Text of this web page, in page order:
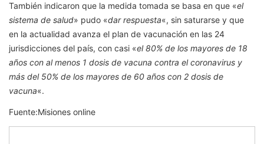
También indicaron que la medida tomada se basa en que «el
sistema de salud» pudo «dar respuesta«, sin saturarse y que
en la actualidad avanza el plan de vacunación en las 24
jurisdicciones del país, con casi «el 80% de los mayores de 18
años con al menos 1 dosis de vacuna contra el coronavirus y
más del 50% de los mayores de 60 años con 2 dosis de
vacuna«.
Fuente:Misiones online